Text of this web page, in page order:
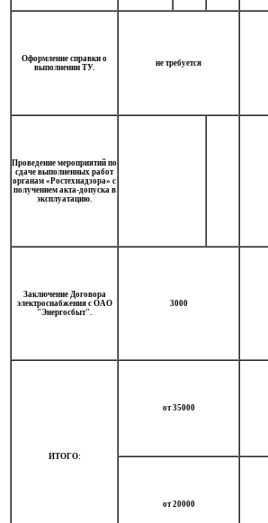
Оформление справки о
выполнении ТУ.
не требуется
Проведение мероприятий по
сдаче выполненных работ
органам «Ростехнадзора» с
получением акта-допуска в
эксплуатацию.
Заключение Договора
электроснабжения с ОАО
"Энергосбыт".
3000
ИТОГО:
от 35000
от 20000